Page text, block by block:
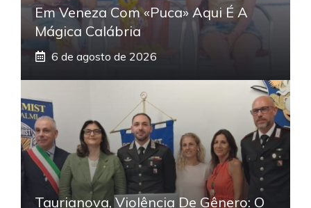
Em Veneza Com «Puca» Aqui É A
Mágica Calábria
6 de agosto de 2026
Taurianova, Violência De Gênero: O